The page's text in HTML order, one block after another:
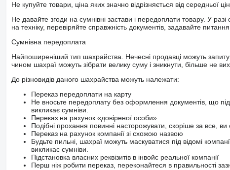
Не купуйте товари, ціна яких значно відрізняється від середньої
Не давайте згоди на сумнівні застави і передоплати товару. У разі
на техніку, перевіряйте справжність документів, задавайте питання.
Сумнівна передоплата
Найпоширеніший тип шахрайства. Нечесні продавці можуть
чином шахраї можуть зібрати велику суму і зникнути, більше не
До різновидів даного шахрайства можуть належати:
Переказ передоплати на карту
Не вносьте передоплату без оформлення документів, що
викликає сумніви.
Переказ на рахунок «довіреної особи»
Подібні прохання повинні насторожувати, скоріше за все, ви
Переказ на рахунок компанії зі схожою назвою
Будьте пильні, шахраї можуть маскуватися під відомі
викликає сумніви.
Підстановка власних реквізитів в інвойс реальної компанії
Перш ніж робити переказ, переконайтеся в правильності